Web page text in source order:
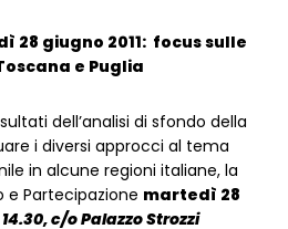
28 giugno 2011: focus sulle
e Puglia
dell’analisi di sfondo della
i diversi approcci al tema
in alcune regioni italiane, la
e Partecipazione martedì 28
c/o Palazzo Strozzi